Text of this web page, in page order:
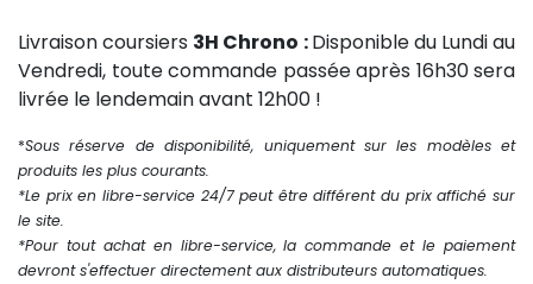
Livraison coursiers 3H Chrono :Disponible du Lundi au
Vendredi, toute commande passée après 16h30 sera
livrée le lendemain avant 12h00 !
*Sous réserve de disponibilité, uniquement sur les modèles et
produits les plus courants.
*Le prix en libre-service 24/7 peut être différent du prix affiché sur
le site.
*Pour tout achat en libre-service, la commande et le paiement
devront s'effectuer directement aux distributeurs automatiques.